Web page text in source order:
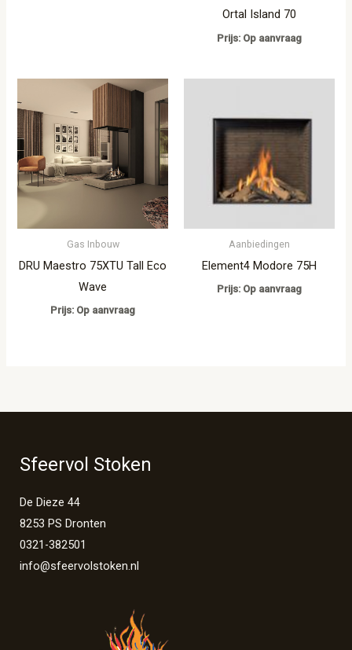
Ortal Island 70
Prijs: Op aanvraag
Gas Inbouw
DRU Maestro 75XTU Tall Eco
Wave
Prijs: Op aanvraag
Aanbiedingen
Element4 Modore 75H
Prijs: Op aanvraag
Sfeervol Stoken
De Dieze 44
8253 PS Dronten
0321-382501
info@sfeervolstoken.nl